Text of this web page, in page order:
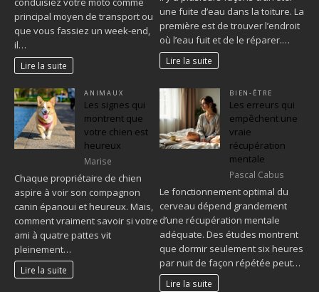
principal moyen de transport ou
que vous fassiez un week-end,
il…
Lire la suite
une fuite d’eau dans la toiture. La
première est de trouver l’endroit
où l’eau fuit et de le réparer.…
Lire la suite
ANIMAUX
Les signes qui
montrent que
votre chien est
heureux
Marise
Chaque propriétaire de chien
aspire à voir son compagnon
canin épanoui et heureux. Mais,
comment vraiment savoir si votre
ami à quatre pattes vit
pleinement…
Lire la suite
BIEN-ÊTRE
Les erreurs qui
empêchent une
vraie
récupération
mentale
Pascal Cabus
Le fonctionnement optimal du
cerveau dépend grandement
d’une récupération mentale
adéquate. Des études montrent
que dormir seulement six heures
par nuit de façon répétée peut…
Lire la suite